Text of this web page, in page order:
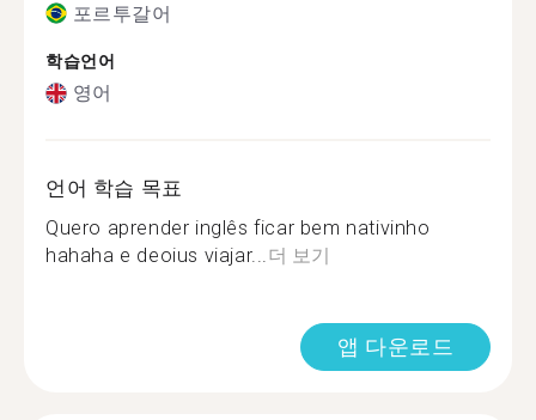
포르투갈어
학습언어
영어
언어 학습 목표
Quero aprender inglês ficar bem nativinho
hahaha e deoius viajar...더 보기
앱 다운로드